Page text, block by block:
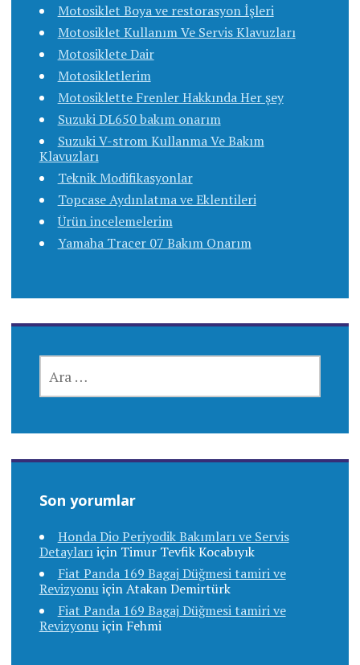
Motosiklet Boya ve restorasyon İşleri
Motosiklet Kullanım Ve Servis Klavuzları
Motosiklete Dair
Motosikletlerim
Motosiklette Frenler Hakkında Her şey
Suzuki DL650 bakım onarım
Suzuki V-strom Kullanma Ve Bakım
Klavuzları
Teknik Modifikasyonlar
Topcase Aydınlatma ve Eklentileri
Ürün incelemelerim
Yamaha Tracer 07 Bakım Onarım
Son yorumlar
Honda Dio Periyodik Bakımları ve Servis
Detaylarıiçin Timur Tevfik Kocabıyık
Fiat Panda 169 Bagaj Düğmesi tamiri ve
RevizyonuiçinAtakan Demirtürk
Fiat Panda 169 Bagaj Düğmesi tamiri ve
Revizyonuiçin Fehmi